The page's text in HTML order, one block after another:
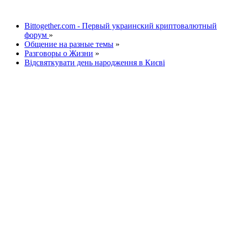
Bittogether.com - Первый украинский криптовалютный
форум »
Общение на разные темы »
Разговоры о Жизни »
Відсвяткувати день народження в Києві